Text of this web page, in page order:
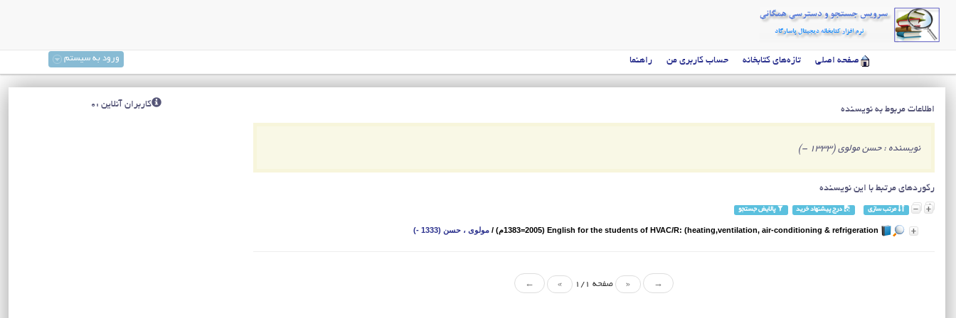
صفحه اصلی تازه‌های کتابخانه حساب کاربری من راهنما ورود به سیستم
اطلاعات مربوط به نویسنده
نویسنده : حسن مولوی (1333 -)
رکوردهای مرتبط با این نویسنده
مرتب سازی درج پیشنهاد خرید پالایش جستجو
English for the students of HVAC/R: (heating,ventilation, air-conditioning & refrigeration (1383=2005م) / مولوی ، حسن (1333 -)
→
« صفحه 1/1 »
←
کاربران آنلاین :0